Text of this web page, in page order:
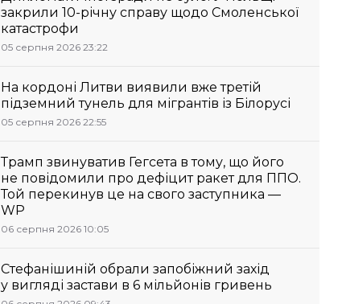
закрили 10-річну справу щодо Смоленської
катастрофи
05 серпня 2026 23:22
На кордоні Литви виявили вже третій
підземний тунель для мігрантів із Білорусі
05 серпня 2026 22:55
Трамп звинуватив Гегсета в тому, що його
не повідомили про дефіцит ракет для ППО.
Той перекинув це на свого заступника —
WP
06 серпня 2026 10:05
Стефанішиній обрали запобіжний захід
у вигляді застави в 6 мільйонів гривень